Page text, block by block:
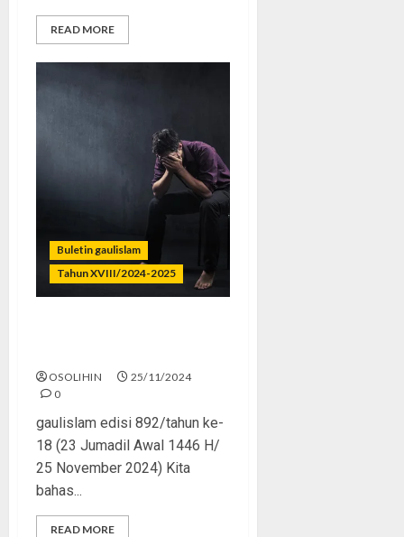
READ MORE
Buletin gaulislam
Tahun XVIII/2024-2025
OSOLIHIN
25/11/2024
0
gaulislam edisi 892/tahun ke-
18 (23 Jumadil Awal 1446 H/
25 November 2024) Kita
bahas...
READ MORE